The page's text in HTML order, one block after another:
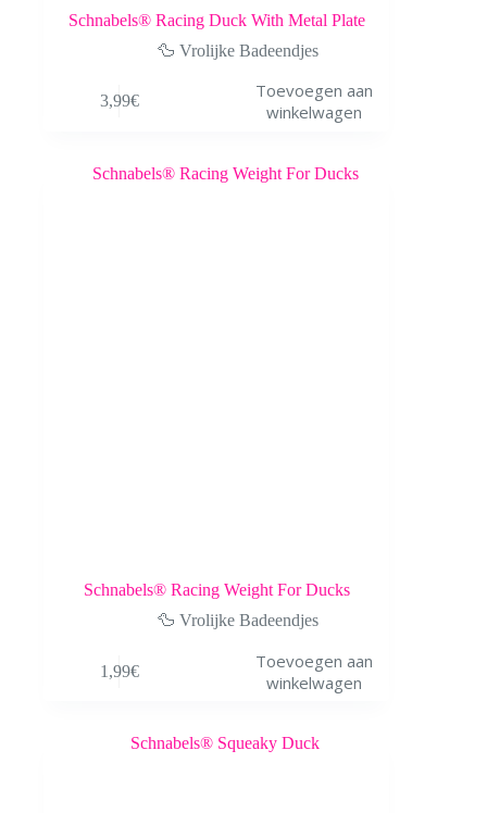
Schnabels® Racing Duck With Metal Plate
🦆 Vrolijke Badeendjes
3,99€
Toevoegen aan
winkelwagen
Schnabels® Racing Weight For Ducks
🦆 Vrolijke Badeendjes
1,99€
Toevoegen aan
winkelwagen